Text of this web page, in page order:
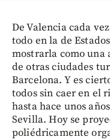
De Valencia cada
todo en la de
mostrarla como
de otras ciudades
Barcelona. Y es
todos sin caer en el
hasta hace unos
Sevilla. Hoy se
poliédricamente